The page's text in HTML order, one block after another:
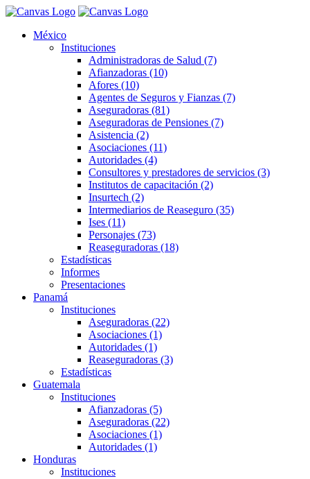
México
Instituciones
Administradoras de Salud (7)
Afianzadoras (10)
Afores (10)
Agentes de Seguros y Fianzas (7)
Aseguradoras (81)
Aseguradoras de Pensiones (7)
Asistencia (2)
Asociaciones (11)
Autoridades (4)
Consultores y prestadores de servicios (3)
Institutos de capacitación (2)
Insurtech (2)
Intermediarios de Reaseguro (35)
Ises (11)
Personajes (73)
Reaseguradoras (18)
Estadísticas
Informes
Presentaciones
Panamá
Instituciones
Aseguradoras (22)
Asociaciones (1)
Autoridades (1)
Reaseguradoras (3)
Estadísticas
Guatemala
Instituciones
Afianzadoras (5)
Aseguradoras (22)
Asociaciones (1)
Autoridades (1)
Honduras
Instituciones